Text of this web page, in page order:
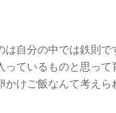
は自分の中では鉄則
っているものと思っ
かけご飯なんて考えら